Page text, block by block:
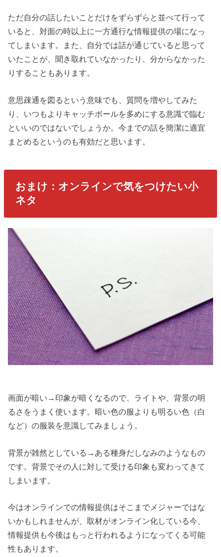
ただ自分の話したいことだけをずらずらと並べて行って
いると、対面の時以上に一方通行な情報提供の場になっ
てしまいます。また、自分では話が通じていると思って
いたことが、聞き取れていなかったり、分からなかった
りすることもあります。
意思疎通を図るという意味でも、質問を増やしてみた
り、いつもよりキャッチボールを多めにする意識で臨む
といいのではないでしょうか。今までの話を簡潔に適宜
まとめるというのも有効だと思います。
おまけ：オンラインで気をつけたい小
ネタ
画面が暗い→印象が暗くなるので、ライトや、背景の明
るさをうまく使います。暗い色の服よりも明るい色（白
など）の服装を意識してみましょう。
背景が雑然としている→ある種身だしなみのようなもの
です。背景でその人に対して受ける印象も変わってきて
しまいます。
今はオンラインでの情報提供はそこまでメジャーではな
いかもしれませんが、取材がオンライン化している今、
情報提供も今後はもっと行われるようになってくる可能
性もあります。